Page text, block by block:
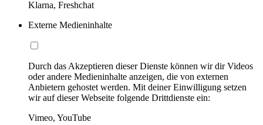
Klarna, Freshchat
Externe Medieninhalte
Durch das Akzeptieren dieser Dienste können wir dir Videos
oder andere Medieninhalte anzeigen, die von externen
Anbietern gehostet werden. Mit deiner Einwilligung setzen
wir auf dieser Webseite folgende Drittdienste ein:
Vimeo, YouTube